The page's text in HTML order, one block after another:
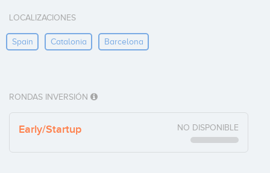
LOCALIZACIONES
Spain Catalonia Barcelona
RONDAS INVERSIÓN
Early/Startup NO DISPONIBLE